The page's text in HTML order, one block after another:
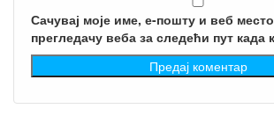
Сачувај моје име, е-пошту и веб
прегледачу веба за следећи пут